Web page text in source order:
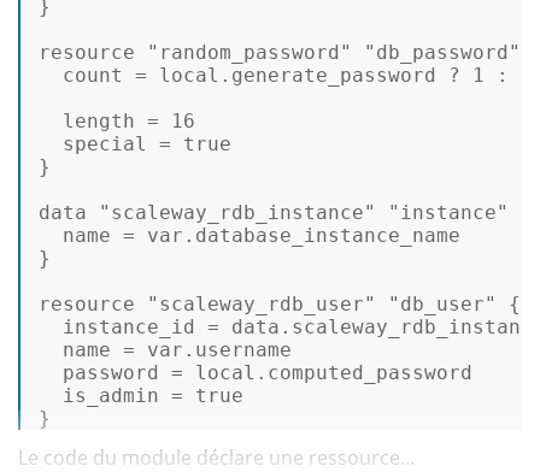
}
resource
"random_password" "db_password"
count = local.generate_password ?
1 :
length =
16
special = true
}
data
"scaleway_rdb_instance" "instance"
name = var .database_instance_name
}
resource
"scaleway_rdb_user" "db_user"
{
instance_id =
name = var . username
password
= local. computed_password
is_admin =
true
}
Le code du module déclare une ressource...